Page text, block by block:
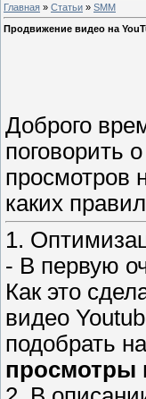
Главная » Статьи » SMM
Продвижение видео на
Доброго
поговорить о
просмотров
каких
1.
- В первую
Как это
видео
подобрать
просмотры